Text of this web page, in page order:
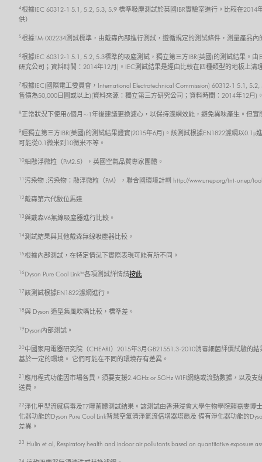
4根據IEC 60312-1 5.1, 5.2, 5.3, 5.9 標準吸塵測試於英國IBR實驗室進行。比較在
供）
5根據TM-002234測試標準，由戴森內部進行測試，遵循規定的測試條件，測量產品
6根據IEC 60312-1 5.1, 5.2, 5.3標準的吸塵測試，獨立第三方IBR(英國)的測試結果。
研究公司；資料時間：2014年12月)。IEC測試結果是經由比較在四種類型的地板上
7根據IEC(國際電工委員會，International Electrotechnical Commission) 60312-1 5.1,
售價為50,000日圓或以上)(資料來源：獨立第三方研究公司；資料時間：2014年12
8 正常狀況下使用6個月~1年後建議更換濾心，以保持濾網效能，避免異味產生。但
9經獨立第三方IBR(美國)的測試結果證實(2015年6月)。該測試根據EN1822濾網以
可能從0.1微米到10微米不等。
10細懸浮微粒（PM2.5），英國空氣品質專家團體。
11 污染物 :污染物：懸浮微粒（PM），聯合國環境計劃 http://www.unep.org/tnt-unep/
12戴森第六代數位馬達
13與戴森V6無線吸塵器進行比較。
14 測試結果與其他戴森無線吸塵器比較。
15根據內部測試，在特定情況下實際表現可能有所不同。
16 Dyson Pure Cool Link™ 各項測試詳情請按此
17該測試根據EN1822濾網進行。
18與 Dyson 造型集風吹嘴比較，標準差。
19 Dyson內部測試。
20中國家用電器研究院（CHEARI）2015年3月GB21551.3-2010消毒細菌評價試驗的
基於一定的環境。 它們可能在不同的環境存有差異。
21 應用程式功能因市場各異，須要支援2.4GHz or 5GHz WIFI網絡或流動數據，以及
送費。
22淨化甲型流感病毒及T7噬菌體測試結果。該測試由香港浸會大學生物學院賴嘉雯
化器功能的Dyson Pure Cool Link智慧空氣清淨氣流倍增器塔扇及 備有淨化器功能的
差異。
23 Hulin et al, Respiratory health and indoor air pollutants based on quantitative exposure